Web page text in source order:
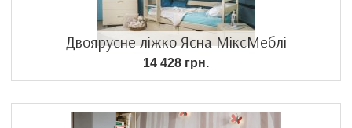
Двоярусне ліжко Ясна МіксМеблі
14 428 грн.